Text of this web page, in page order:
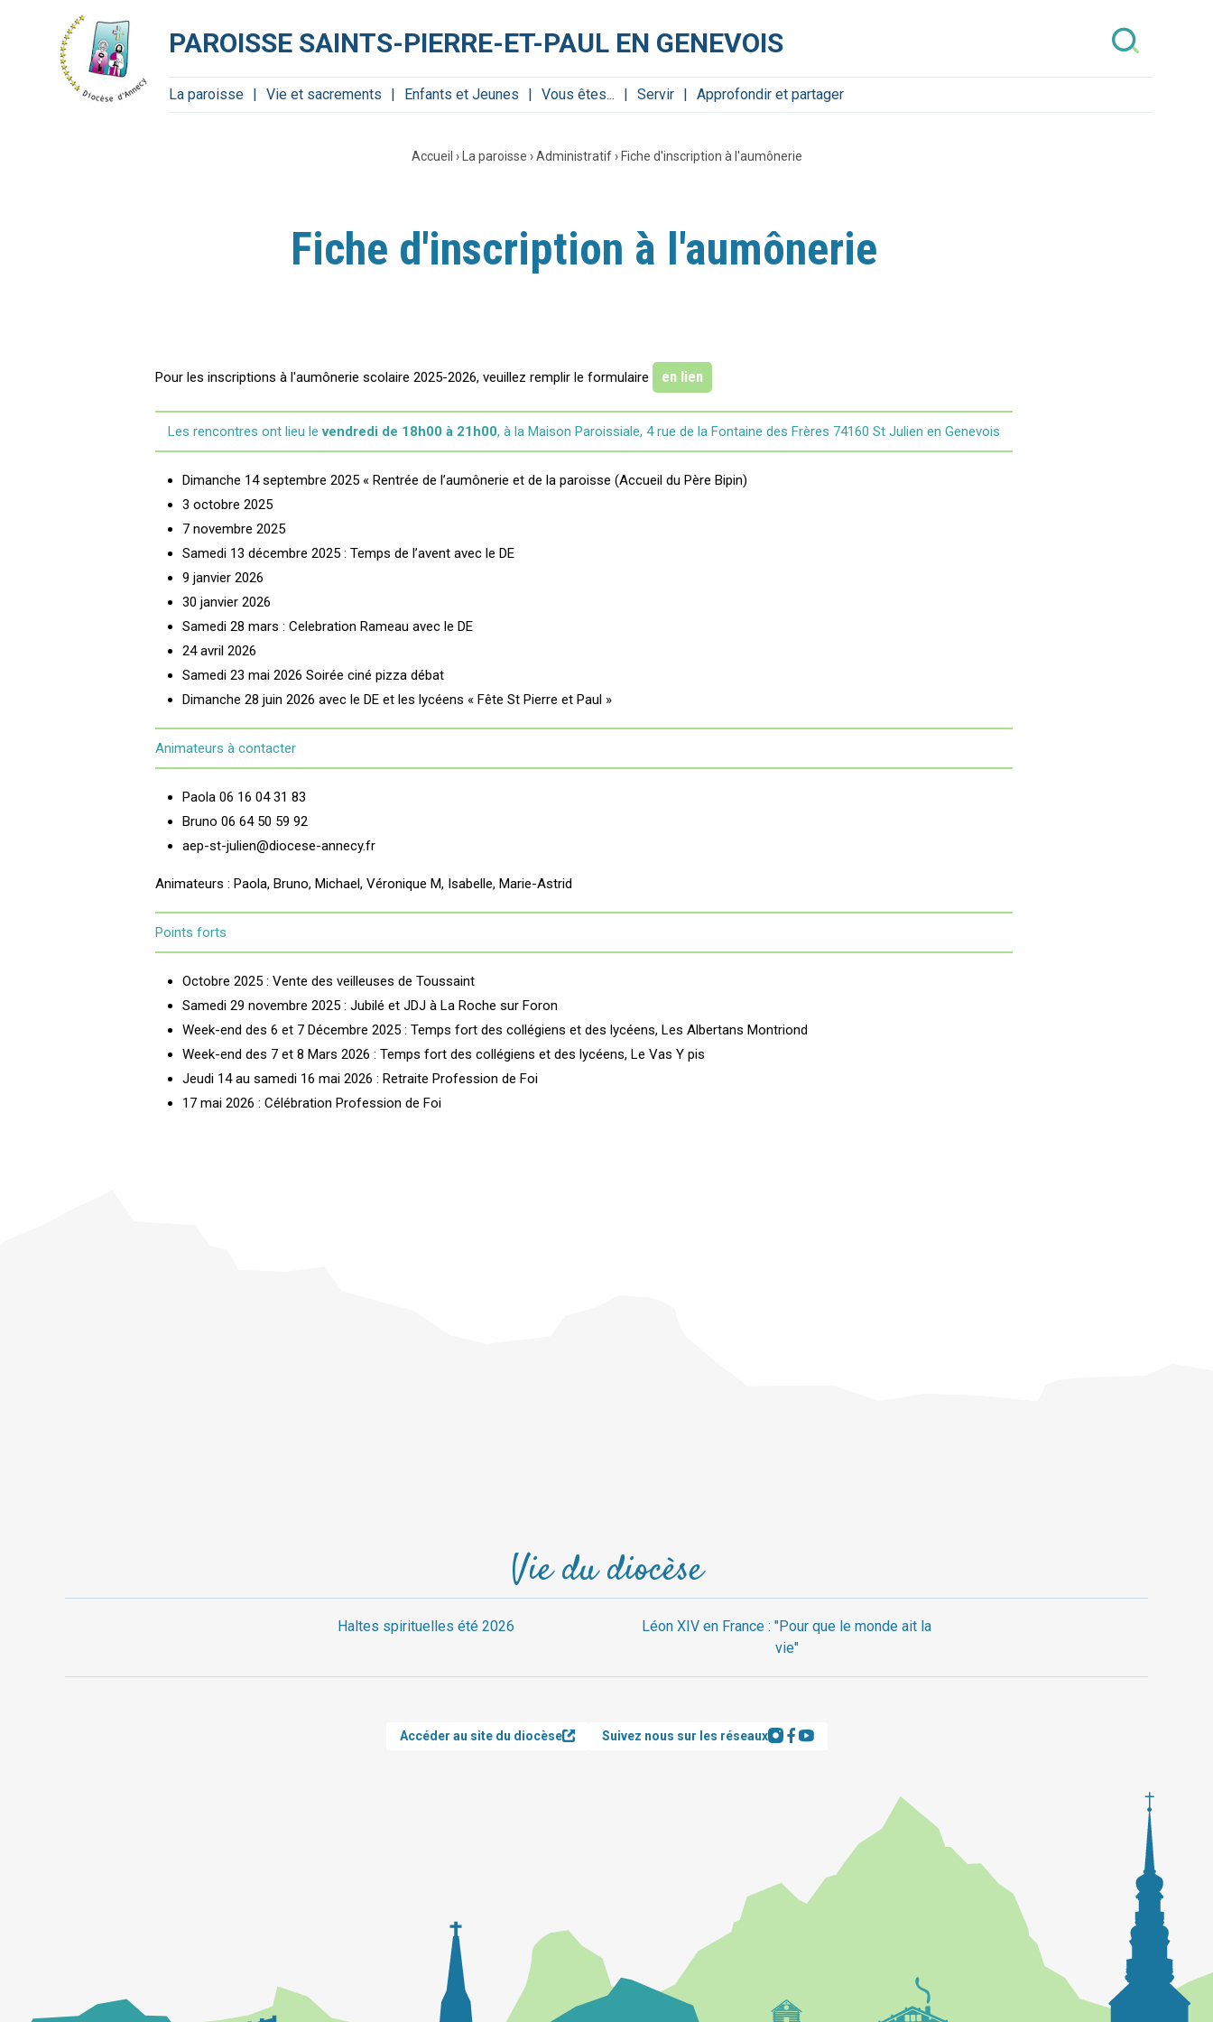
PAROISSE SAINTS-PIERRE-ET-PAUL EN GENEVOIS
La paroisse Vie et sacrements Enfants et Jeunes Vous êtes... Servir Approfondir et partager
Accueil › La paroisse ›Administratif › Fiche d'inscription à l'aumônerie
Fiche d'inscription à l'aumônerie
Pour les inscriptions à l'aumônerie scolaire 2025-2026, veuillez remplir le formulaire en lien
Les rencontres ont lieu levendredi de 18h00 à 21h00, à la Maison Paroissiale, 4 rue de la Fontaine des Frères 74160 St Julien en Genevois
Dimanche 14 septembre 2025 « Rentrée de l’aumônerie et de la paroisse (Accueil du Père Bipin)
3 octobre 2025
7 novembre 2025
Samedi 13 décembre 2025 : Temps de l’avent avec le DE
9 janvier 2026
30 janvier 2026
Samedi 28 mars : Celebration Rameau avec le DE
24 avril 2026
Samedi 23 mai 2026 Soirée ciné pizza débat
Dimanche 28 juin 2026 avec le DE et les lycéens « Fête St Pierre et Paul »
Animateurs à contacter
Paola 06 16 04 31 83
Bruno 06 64 50 59 92
aep-st-julien@diocese-annecy.fr
Animateurs : Paola, Bruno, Michael, Véronique M, Isabelle, Marie-Astrid
Points forts
Octobre 2025 : Vente des veilleuses de Toussaint
Samedi 29 novembre 2025 : Jubilé et JDJ à La Roche sur Foron
Week-end des 6 et 7 Décembre 2025 : Temps fort des collégiens et des lycéens, Les Albertans Montriond
Week-end des 7 et 8 Mars 2026 : Temps fort des collégiens et des lycéens, Le Vas Y pis
Jeudi 14 au samedi 16 mai 2026 : Retraite Profession de Foi
17 mai 2026 : Célébration Profession de Foi
Vie du diocèse
Haltes spirituelles été 2026
Léon XIV en France : "Pour que le monde ait la
vie"
Accéder au site du diocèse Suivez nous sur les réseaux